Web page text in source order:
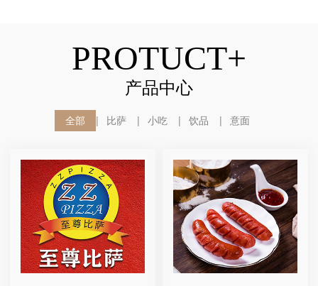
PROTUCT+
产品中心
全部 比萨 小吃 饮品 意面